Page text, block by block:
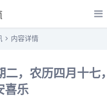
内容详情
二，农历四月十七
喜乐